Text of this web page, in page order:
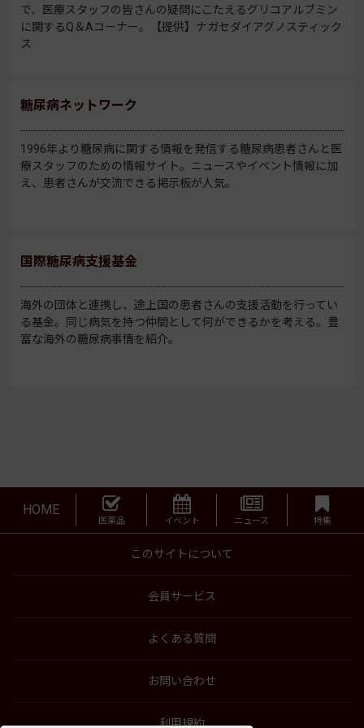
で、医療スタッフの皆さんの疑問にこたえるグリコアルブミン
に関するQ＆Aコーナー。【提供】ナガセダイアグノスティック
ス
糖尿病ネットワーク
1996年より糖尿病に関する情報を発信する糖尿病患者さんと医
療スタッフのための情報サイト。ニュースやイベント情報に加
え、患者さんが交流できる掲示板が人気。
国際糖尿病支援基金
海外の団体と連携し、途上国の患者さんの支援活動を行ってい
る基金。同じ病気を持つ仲間として何ができるかを考える。豊
富な海外の糖尿病事情を紹介。
HOME
医薬品 イベント ニュース 特集
このサイトについて
会員サービス
よくある質問
お問い合わせ
利用規約